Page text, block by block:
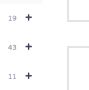
+
19
+
43
+
11